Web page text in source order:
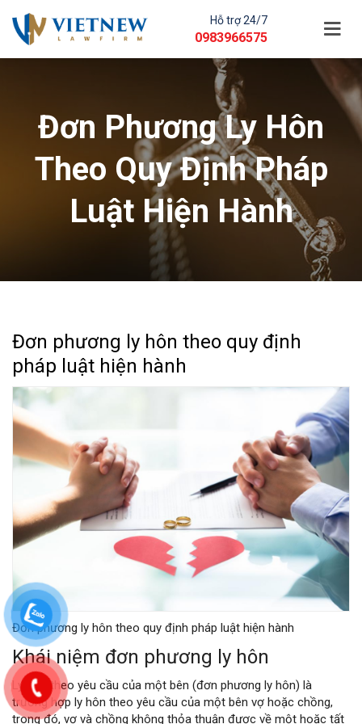
Hỗ trợ 24/7
0983966575
Đơn Phương Ly Hôn
Theo Quy Định Pháp
Luật Hiện Hành
Đơn phương ly hôn theo quy định
pháp luật hiện hành
Đơn phương ly hôn theo quy định pháp luật hiện hành
Khái niệm đơn phương ly hôn
Ly hôn theo yêu cầu của một bên (đơn phương ly hôn) là
trường hợp ly hôn theo yêu cầu của một bên vợ hoặc chồng,
trong đó, vợ và chồng không thỏa thuận được về một hoặc tất